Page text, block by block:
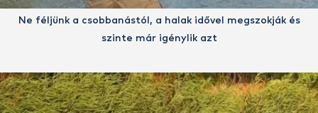
Ne féljünk a csobbanástól, a halak idővel megszokják és
szinte már igénylik azt